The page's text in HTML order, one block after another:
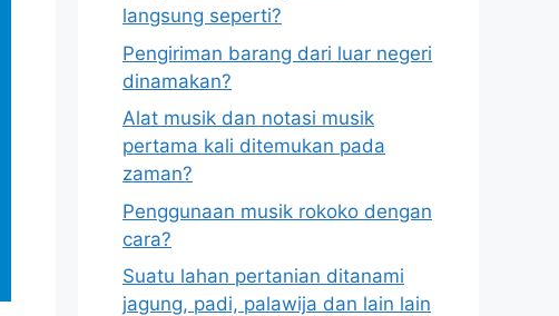
langsung seperti?
Pengiriman barang dari luar negeri
dinamakan?
Alat musik dan notasi musik
pertama kali ditemukan pada
zaman?
Penggunaan musik rokoko dengan
cara?
Suatu lahan pertanian ditanami
jagung, padi, palawija dan lain lain